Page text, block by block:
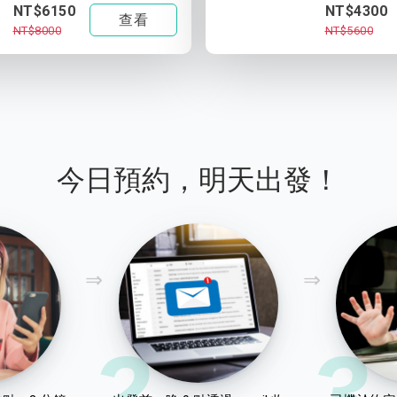
NT$6150
NT$8000
查看
NT$4300
NT$5600
今日預約，明天出發！